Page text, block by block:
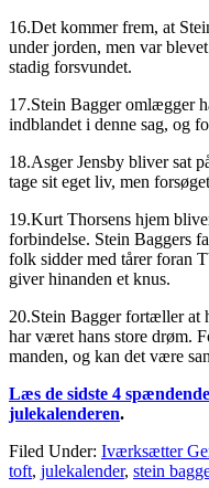
16.Det kommer frem, at
under jorden, men var
stadig forsvundet.
17.Stein Bagger omlægger
indblandet i denne sag, og
18.Asger Jensby bliver sat
tage sit eget liv, men
19.Kurt Thorsens hjem
forbindelse. Stein Baggers
folk sidder med tårer foran
giver hinanden et knus.
20.Stein Bagger fortæller at
har været hans store drøm.
manden, og kan det være
Læs de sidste 4
julekalenderen.
Filed Under: Iværksætter
toft, julekalender, stein